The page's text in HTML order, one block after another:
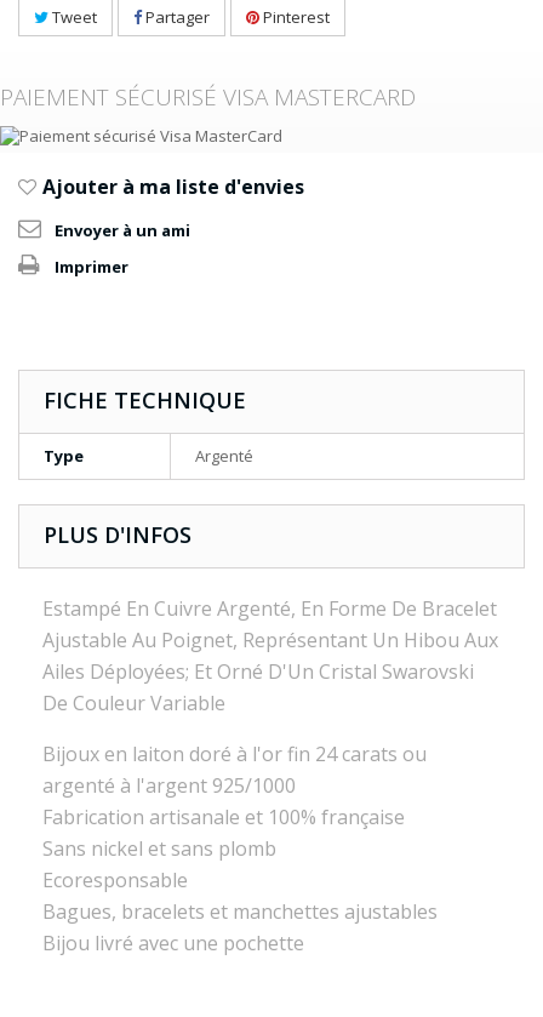
Tweet Partager Pinterest
PAIEMENT SÉCURISÉ VISA MASTERCARD
Ajouter à ma liste d'envies
Envoyer à un ami
Imprimer
FICHE TECHNIQUE
Type Argenté
PLUS D'INFOS
Estampé En Cuivre Argenté, En Forme De Bracelet
Ajustable Au Poignet, Représentant Un Hibou Aux
Ailes Déployées; Et Orné D'Un Cristal Swarovski
De Couleur Variable
Bijoux en laiton doré à l'or fin 24 carats ou
argenté à l'argent 925/1000
Fabrication artisanale et 100% française
Sans nickel et sans plomb
Ecoresponsable
Bagues, bracelets et manchettes ajustables
Bijou livré avec une pochette